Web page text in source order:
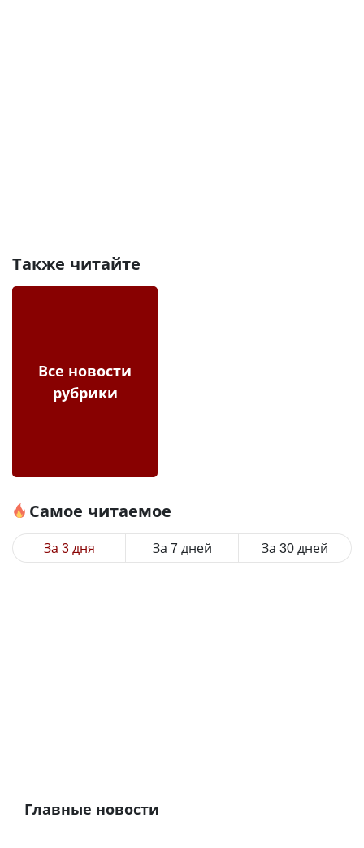
Также читайте
Все новости
рубрики
Самое читаемое
За 3 дня За 7 дней За 30 дней
Главные новости